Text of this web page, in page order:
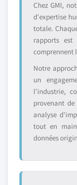
Chez GMI,
d'expertise
totale.
rapports est
comprennent
Notre
un
l'industrie,
provenant de
analyse
tout en
données